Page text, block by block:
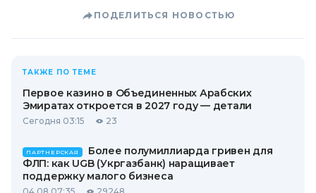
ПОДЕЛИТЬСЯ НОВОСТЬЮ
ТАКЖЕ ПО ТЕМЕ
Первое казино в Объединенных Арабских
Эмиратах откроется в 2027 году — детали
Сегодня 03:15 23
ПАРТНЕРСКАЯ
Более полумиллиарда гривен для
ФЛП: как UGB (Укргазбанк) наращивает
поддержку малого бизнеса